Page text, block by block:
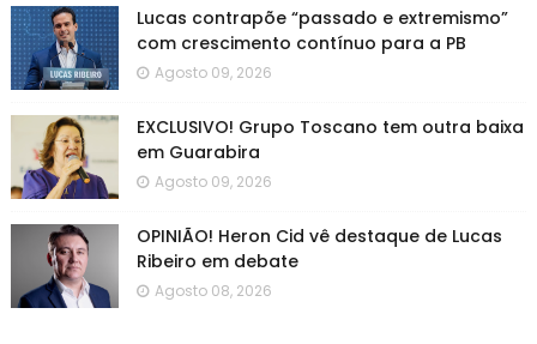
Lucas contrapõe “passado e extremismo”
com crescimento contínuo para a PB
Agosto 09, 2026
EXCLUSIVO! Grupo Toscano tem outra baixa
em Guarabira
Agosto 09, 2026
OPINIÃO! Heron Cid vê destaque de Lucas
Ribeiro em debate
Agosto 08, 2026